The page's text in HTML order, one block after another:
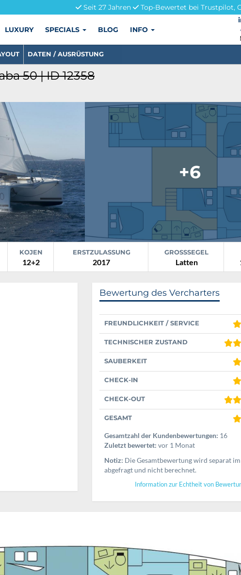
Seit 27 Jahren
Top-Bewertet bei Trustpilot,
LUXURY SPECIALS BLOG INFO
DATEN / AUSRÜSTUNG
50 | ID 12358
+6
KOJEN
12+2
ERSTZULASSUNG
2017
GROSSSEGEL
Latten
Bewertung des Vercharters
FREUNDLICHKEIT / SERVICE
TECHNISCHER ZUSTAND
SAUBERKEIT
CHECK-IN
CHECK-OUT
GESAMT
Gesamtzahl der Kundenbewertungen: 16
Zuletzt bewertet: vor 1 Monat
Notiz: Die Gesamtbewertung wird separat
abgefragt und nicht berechnet.
Information zur Echtheit von